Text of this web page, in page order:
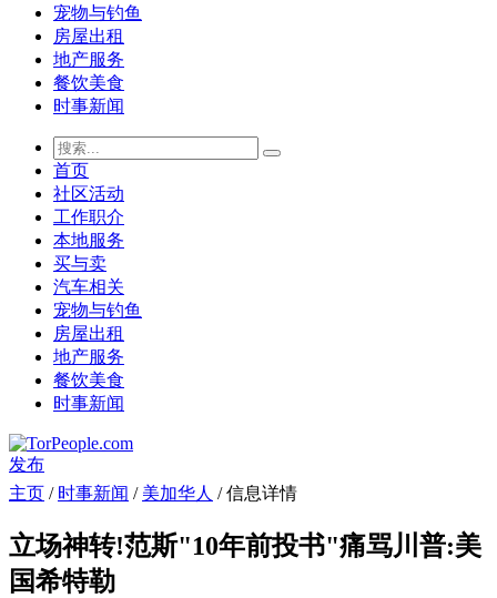
宠物与钓鱼
房屋出租
地产服务
餐饮美食
时事新闻
首页
社区活动
工作职介
本地服务
买与卖
汽车相关
宠物与钓鱼
房屋出租
地产服务
餐饮美食
时事新闻
发布
主页 / 时事新闻 / 美加华人 / 信息详情
立场神转!范斯"10年前投书"痛骂川普:美
国希特勒